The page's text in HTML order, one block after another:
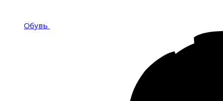
Обувь